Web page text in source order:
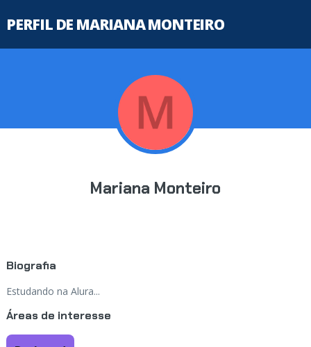
PERFIL DE MARIANA MONTEIRO
Mariana Monteiro
Biografia
Estudando na Alura...
Áreas de interesse